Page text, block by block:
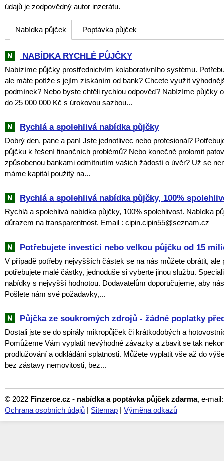
údajů je zodpovědný autor inzerátu.
Nabídka půjček Poptávka půjček
‎ NABÍDKA RYCHLÉ PŮJČKY
Nabízíme půjčky prostřednictvím kolaborativního systému.
ale máte potíže s jejím získáním od bank? Chcete využít
podmínek? Nebo byste chtěli rychlou odpověď? Nabízíme půjčky
do 25 000 000 Kč s úrokovou sazbou...
‎Rychlá a spolehlivá nabídka půjčky
Dobrý den, pane a paní Jste jednotlivec nebo profesionál?
půjčku k řešení finančních problémů? Nebo konečně prolomit
způsobenou bankami odmítnutím vašich žádostí o úvěr? Už se
máme kapitál použitý na...
Rychlá a spolehlivá nabídka půjčky, 100%
Rychlá a spolehlivá nabídka půjčky, 100% spolehlivost. Nabídka
důrazem na transparentnost. Email : cipin.cipin55@seznam.cz
Potřebujete investici nebo velkou půjčku od 15
V případě potřeby nejvyšších částek se na nás můžete obrátit, ale
potřebujete malé částky, jednoduše si vyberte jinou službu.
nabídky s nejvyšší hodnotou. Dodavatelům doporučujeme, aby
Pošlete nám své požadavky,...
Půjčka ze soukromých zdrojů - žádné poplatky
Dostali jste se do spirály mikropůjček či krátkodobých a
Pomůžeme Vám vyplatit nevýhodné závazky a zbavit se tak
prodlužování a odkládání splatnosti. Můžete vyplatit vše až do
bez zástavy nemovitosti, bez...
© 2022 Finzerce.cz - nabídka a poptávka půjček zdarma, e-
Ochrana osobních údajů | Sitemap | Výměna odkazů